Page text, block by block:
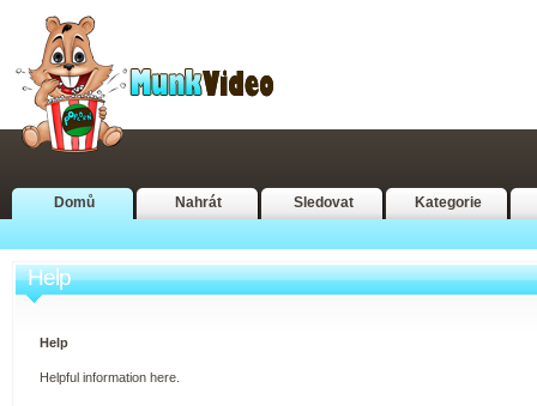
Domů Nahrát Sledovat Kategorie
Help
Help
Helpful information here.